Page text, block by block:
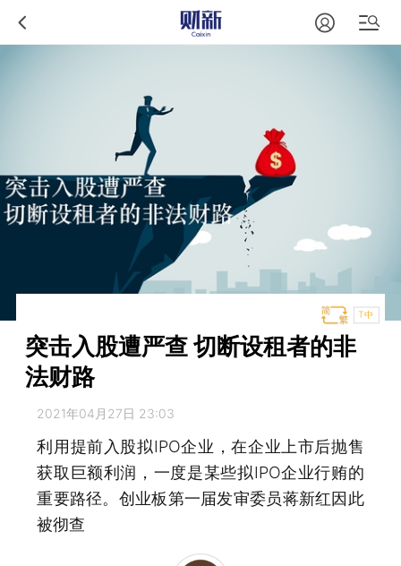
T中
突击入股遭严查 切断设租者的非
法财路
2021年04月27日 23:03
利用提前入股拟IPO企业，在企业上市后抛售
获取巨额利润，一度是某些拟IPO企业行贿的
重要路径。创业板第一届发审委员蒋新红因此
被彻查